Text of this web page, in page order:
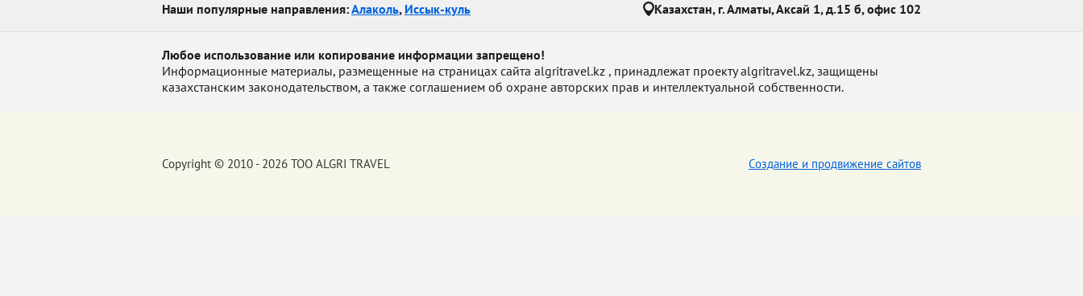
Наши популярные направления:Алаколь, Иссык-куль Казахстан, г. Алматы, Аксай 1, д.15 б, офис 102
Любое использование или копирование информации запрещено!
Информационные материалы, размещенные на страницах сайта algritravel.kz , принадлежат проекту algritravel.kz, защищены
казахстанским законодательством, а также соглашением об охране авторских прав и интеллектуальной собственности.
Copyright © 2010 - 2026 ТОО ALGRI TRAVEL Создание и продвижение сайтов